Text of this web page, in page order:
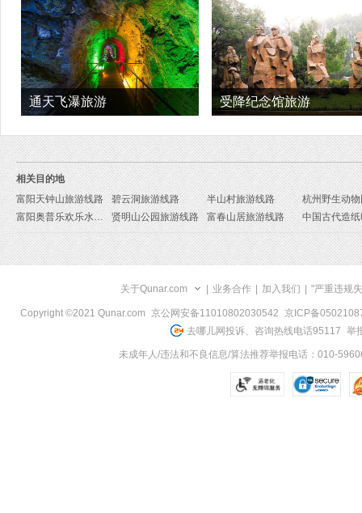
通天飞瀑旅游 受降纪念馆旅游
相关目的地
富阳天钟山旅游线路
碧云洞旅游线路
半山村旅游线路
富阳奥普乐欢乐水世界旅游线路
贤明山公园旅游线路 富春山居旅游线路
关于Qunar.com 业务合作 加入我们 "严重违规
Copyright ©2021 Qunar.com 京公网安备11010802030542
京ICP备
去哪儿网投诉、咨询热线电话95117 举
未成年人/违法和不良信息/算法推荐举报电话：010-